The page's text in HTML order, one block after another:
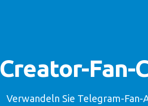
Creator-Fan-
Verwandeln Sie Telegram-